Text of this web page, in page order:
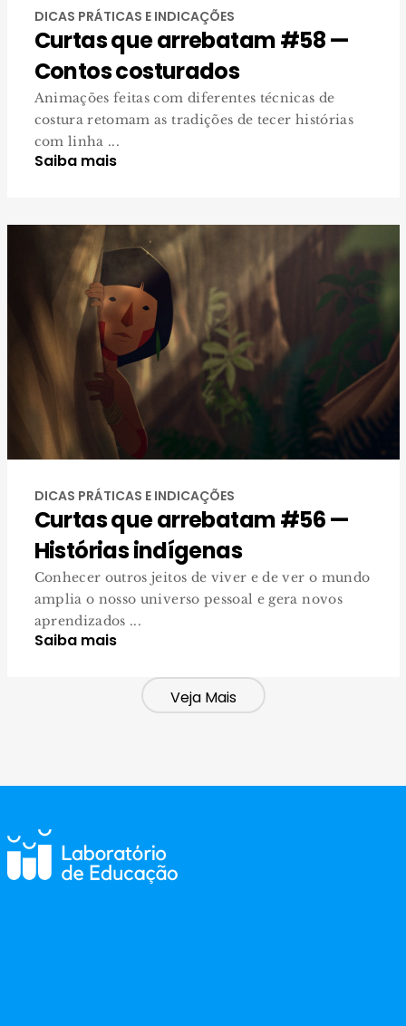
DICAS PRÁTICAS E INDICAÇÕES
Curtas que arrebatam #58 —
Contos costurados
Animações feitas com diferentes técnicas de
costura retomam as tradições de tecer histórias
com linha ...
Saiba mais
DICAS PRÁTICAS E INDICAÇÕES
Curtas que arrebatam #56 —
Histórias indígenas
Conhecer outros jeitos de viver e de ver o mundo
amplia o nosso universo pessoal e gera novos
aprendizados ...
Saiba mais
Veja Mais